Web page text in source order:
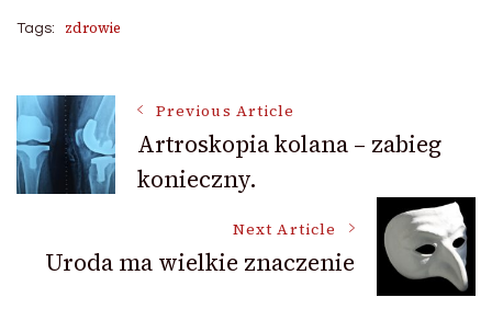
Tags: zdrowie
Post
Navigation
Previous Article
Artroskopia kolana – zabieg
konieczny.
Next Article
Uroda ma wielkie znaczenie